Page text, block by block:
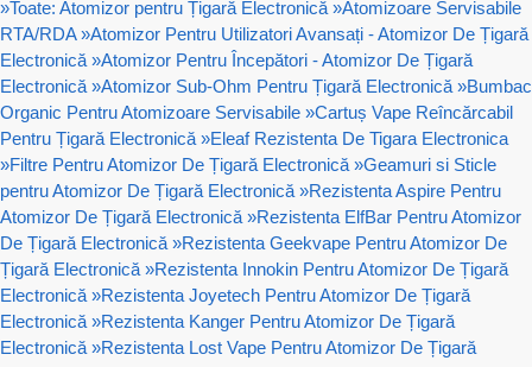
»Toate: Atomizor pentru Țigară Electronică »Atomizoare Servisabile
RTA/RDA »Atomizor Pentru Utilizatori Avansați - Atomizor De Țigară
Electronică »Atomizor Pentru Începători - Atomizor De Țigară
Electronică »Atomizor Sub-Ohm Pentru Țigară Electronică »Bumbac
Organic Pentru Atomizoare Servisabile »Cartuș Vape Reîncărcabil
Pentru Țigară Electronică »Eleaf Rezistenta De Tigara Electronica
»Filtre Pentru Atomizor De Țigară Electronică »Geamuri si Sticle
pentru Atomizor De Țigară Electronică »Rezistenta Aspire Pentru
Atomizor De Țigară Electronică »Rezistenta ElfBar Pentru Atomizor
De Țigară Electronică »Rezistenta Geekvape Pentru Atomizor De
Țigară Electronică »Rezistenta Innokin Pentru Atomizor De Țigară
Electronică »Rezistenta Joyetech Pentru Atomizor De Țigară
Electronică »Rezistenta Kanger Pentru Atomizor De Țigară
Electronică »Rezistenta Lost Vape Pentru Atomizor De Țigară